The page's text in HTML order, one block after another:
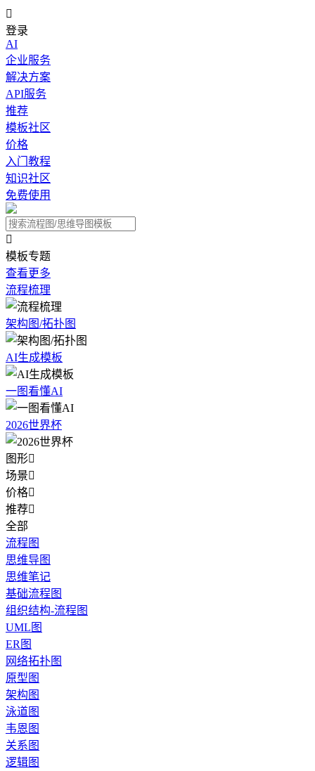

登录
AI
企业服务
解决方案
API服务
推荐
模板社区
价格
入门教程
知识社区
免费使用

模板专题
查看更多
流程梳理
架构图/拓扑图
AI生成模板
一图看懂AI
2026世界杯
图形
场景
价格
推荐
全部
流程图
思维导图
思维笔记
基础流程图
组织结构-流程图
UML图
ER图
网络拓扑图
原型图
架构图
泳道图
韦恩图
关系图
逻辑图